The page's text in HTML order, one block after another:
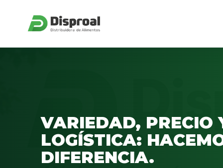
VARIEDAD, PRECIO
LOGÍSTICA:
DIFERENCIA.